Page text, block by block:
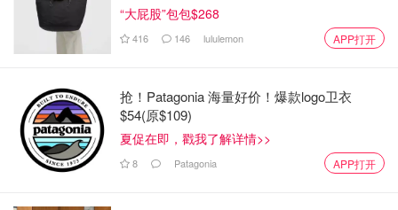
“大屁股”包包$268
416 146 lululemon APP打开
抢！Patagonia 海量好价！爆款logo卫衣
$54(原$109)
夏促在即，戳我了解详情>>
8 Patagonia APP打开